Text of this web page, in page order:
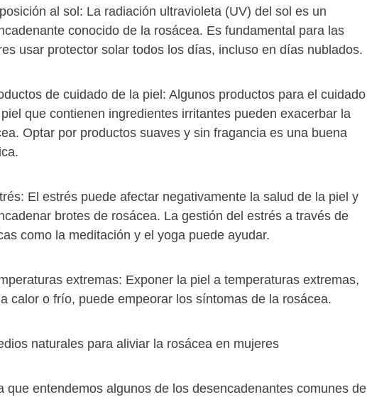
al sol: La radiación ultravioleta (UV) del sol es un
conocido de la rosácea. Es fundamental para las
usar protector solar todos los días, incluso en días nublados.
de cuidado de la piel: Algunos productos para el cuidado
que contienen ingredientes irritantes pueden exacerbar la
Optar por productos suaves y sin fragancia es una buena
El estrés puede afectar negativamente la salud de la piel y
brotes de rosácea. La gestión del estrés a través de
como la meditación y el yoga puede ayudar.
extremas: Exponer la piel a temperaturas extremas,
calor o frío, puede empeorar los síntomas de la rosácea.
naturales para aliviar la rosácea en mujeres
que entendemos algunos de los desencadenantes comunes de